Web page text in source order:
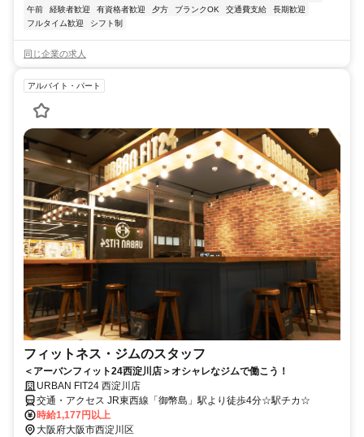
午前
経験者歓迎 有資格者歓迎 夕方 ブランクOK 交通費支給
長期歓迎
フルタイム歓迎
シフト制
同じ企業の求人
アルバイト・パート
フィットネス・ジムのスタッフ
＜アーバンフィット24西淀川店＞オシャレなジムで働こう！
URBAN FIT24 西淀川店
交通・アクセス JR東西線「御幣島」駅より徒歩4分☆駅チカ☆
時給1,177円以上
大阪府大阪市西淀川区